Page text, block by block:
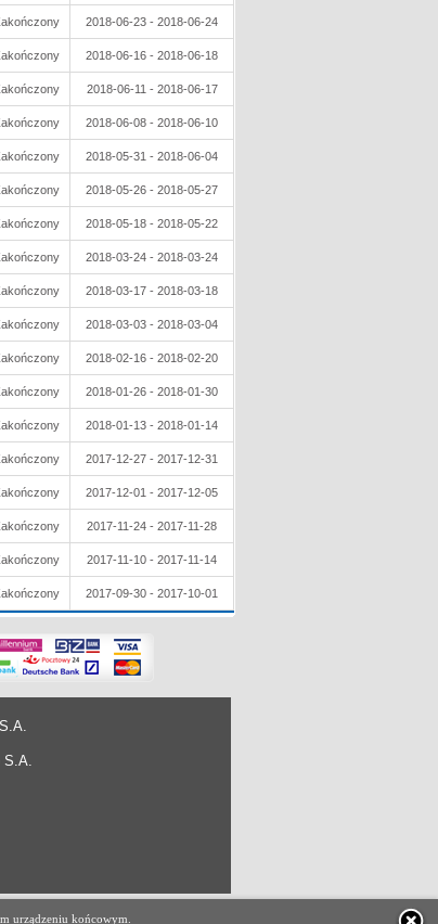
2018-06-23 - 2018-06-24
2018-06-16 - 2018-06-18
2018-06-11 - 2018-06-17
2018-06-08 - 2018-06-10
2018-05-31 - 2018-06-04
2018-05-26 - 2018-05-27
2018-05-18 - 2018-05-22
2018-03-24 - 2018-03-24
2018-03-17 - 2018-03-18
2018-03-03 - 2018-03-04
2018-02-16 - 2018-02-20
2018-01-26 - 2018-01-30
2018-01-13 - 2018-01-14
2017-12-27 - 2017-12-31
2017-12-01 - 2017-12-05
2017-11-24 - 2017-11-28
2017-11-10 - 2017-11-14
2017-09-30 - 2017-10-01
S.A.
i wykonanie
urządzeniu końcowym.